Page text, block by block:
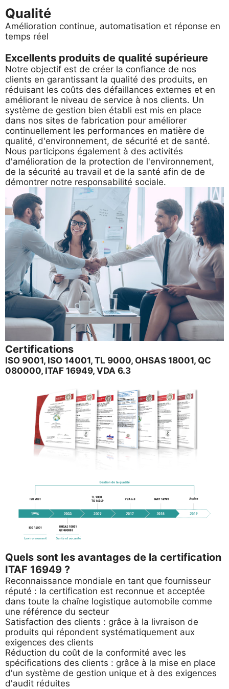
Qualité
Amélioration continue, automatisation et réponse en
temps réel
Excellents produits de qualité supérieure
Notre objectif est de créer la confiance de nos
clients en garantissant la qualité des produits, en
réduisant les coûts des défaillances externes et en
améliorant le niveau de service à nos clients. Un
système de gestion bien établi est mis en place
dans nos sites de fabrication pour améliorer
continuellement les performances en matière de
qualité, d'environnement, de sécurité et de santé.
Nous participons également à des activités
d'amélioration de la protection de l'environnement,
de la sécurité au travail et de la santé afin de de
démontrer notre responsabilité sociale.
Certifications
ISO 9001, ISO 14001, TL 9000, OHSAS 18001, QC
080000, ITAF 16949, VDA 6.3
Quels sont les avantages de la certification
ITAF 16949 ?
Reconnaissance mondiale en tant que fournisseur
réputé : la certification est reconnue et acceptée
dans toute la chaîne logistique automobile comme
une référence du secteur
Satisfaction des clients : grâce à la livraison de
produits qui répondent systématiquement aux
exigences des clients
Réduction du coût de la conformité avec les
spécifications des clients : grâce à la mise en place
d'un système de gestion unique et à des exigences
d'audit réduites